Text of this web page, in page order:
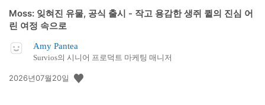
Moss: 잊혀진 유물, 공식 출시 - 작고 용감한 생쥐 퀼의 진심 어
린 여정 속으로
Amy Pantea
Survios의 시니어 프로덕트 마케팅 매니저
공
2026년07월20일